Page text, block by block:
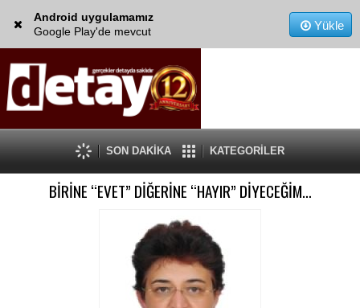
Android uygulamamız
Google Play'de mevcut
Yükle
SON DAKİKA KATEGORİLER
BİRİNE “EVET” DİĞERİNE “HAYIR” DİYECEĞİM…